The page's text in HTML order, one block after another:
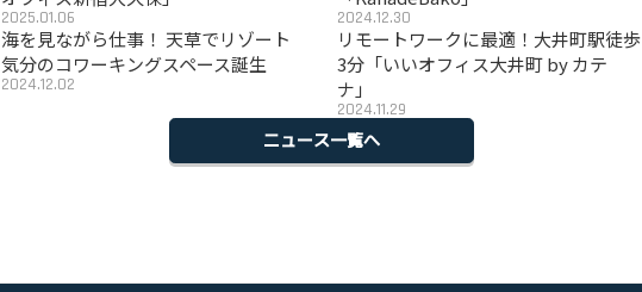
2025.01.06 2024.12.30
海を見ながら仕事！ 天草でリゾート
気分のコワーキングスペース誕生
2024.12.02
リモートワークに最適！大井町駅徒歩
3分「いいオフィス大井町 by カテ
ナ」
2024.11.29
ニュース一覧へ